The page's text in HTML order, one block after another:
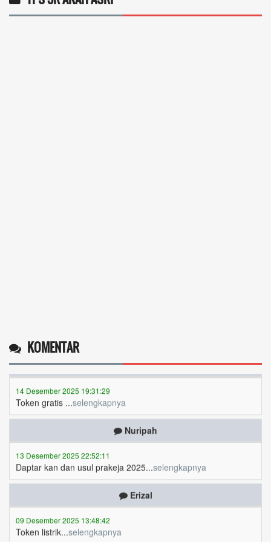
KOMENTAR
14 Desember 2025 19:31:29
Token gratis ...selengkapnya
Nuripah
Daptar kan dan usul prakeja 2025...selengkapnya
Erizal
Token listrik...selengkapnya